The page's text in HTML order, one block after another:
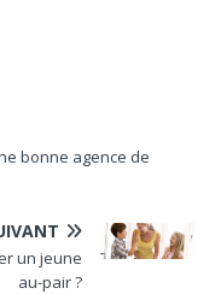
bonne agence de
un jeune
au-pair ?